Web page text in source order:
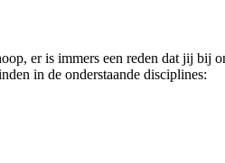
er is immers een reden dat jij bij
in de onderstaande disciplines: